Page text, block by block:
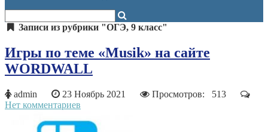
Записи из рубрики "ОГЭ, 9 класс"
Игры по теме «Musik» на сайте
WORDWALL
admin 23 Ноябрь 2021
Просмотров: 513
Нет комментариев